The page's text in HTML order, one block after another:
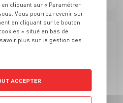
légumes/marée Grand frais
cliquant sur « Paramétrer
Vous pourrez revenir sur
en cliquant sur le bouton
» situé en bas de
plus sur la gestion des
ACCEPTER